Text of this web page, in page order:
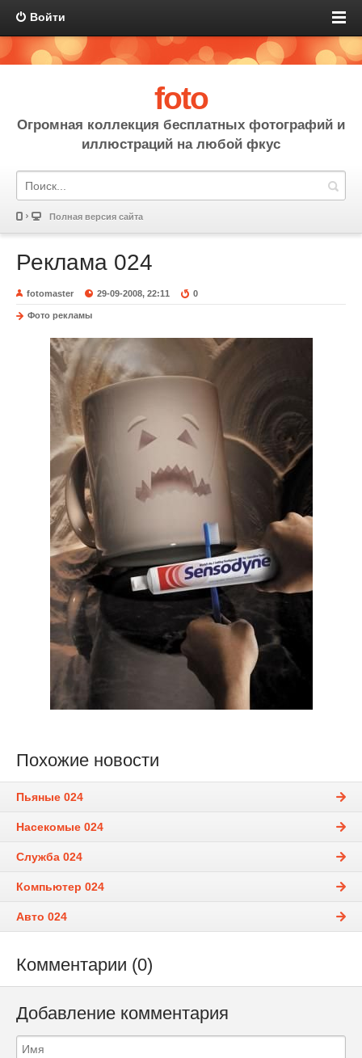
Войти
foto
Огромная коллекция бесплатных фотографий и
иллюстраций на любой фкус
Полная версия сайта
Реклама 024
fotomaster 29-09-2008, 22:11 0
Фото рекламы
Похожие новости
Пьяные 024
Насекомые 024
Служба 024
Компьютер 024
Авто 024
Комментарии (0)
Добавление комментария